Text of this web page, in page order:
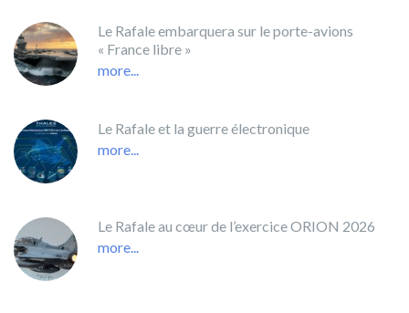
Le Rafale embarquera sur le porte-avions
« France libre »
more...
Le Rafale et la guerre électronique
more...
Le Rafale au cœur de l’exercice ORION 2026
more...